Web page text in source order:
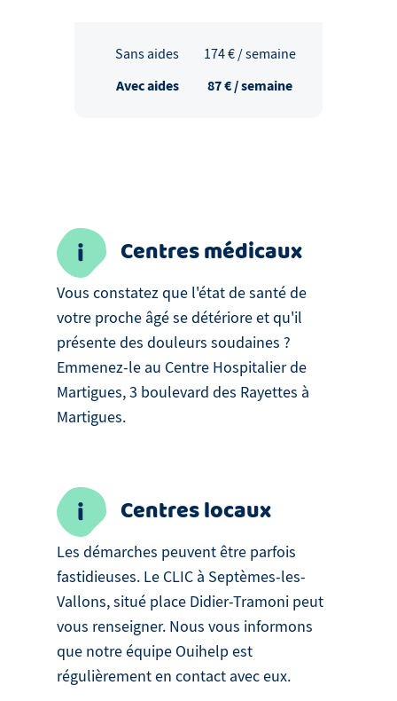
Sans aides 174€ / semaine
Avec aides 87€ / semaine
Centres médicaux
Vous constatez que l'état de santé de
votre proche âgé se détériore et qu'il
présente des douleurs soudaines ?
Emmenez-le au Centre Hospitalier de
Martigues, 3 boulevard des Rayettes à
Martigues.
Centres locaux
Les démarches peuvent être parfois
fastidieuses. Le CLIC à Septèmes-les-
Vallons, situé place Didier-Tramoni peut
vous renseigner. Nous vous informons
que notre équipe Ouihelp est
régulièrement en contact avec eux.